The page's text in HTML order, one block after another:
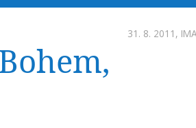
31. 8. 2011,